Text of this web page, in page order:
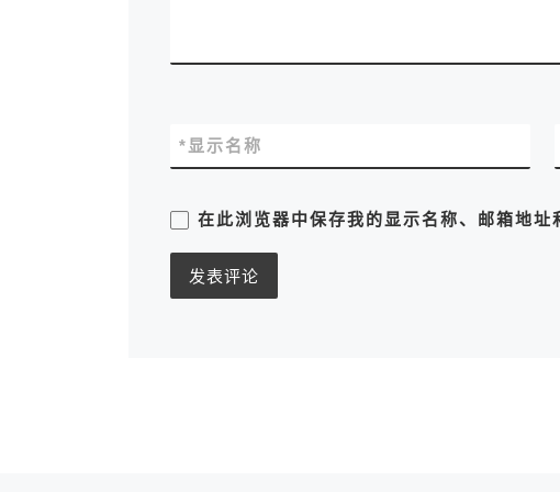
显示名称
*
在此浏览器中保存我的显示名称、邮箱地址